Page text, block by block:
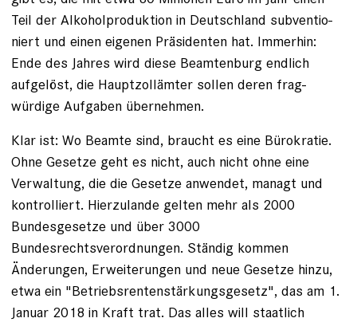
Teil der Alkohol­produktion in Deutschland subventio­
niert und einen eigenen Präsidenten hat. Immerhin:
Ende des Jahres wird ­diese Beamtenburg endlich
aufgelöst, die Hauptzollämter sollen deren frag­
würdige Aufgaben übernehmen.
Klar ist: Wo Beamte sind, braucht es eine Bürokratie.
Ohne Gesetze geht es nicht, auch nicht ohne eine
Verwaltung, die die Gesetze anwendet, managt und
kontrolliert. Hierzulande gelten mehr als 2000
Bundesgesetze und über 3000
Bundesrechtsverordnungen. Ständig kommen
Änderungen, Erweiterungen und neue Gesetze hinzu,
etwa ein ­"Betriebsrentenstärkungsgesetz", das am 1.
Januar 2018 in Kraft trat. Das alles will staatlich